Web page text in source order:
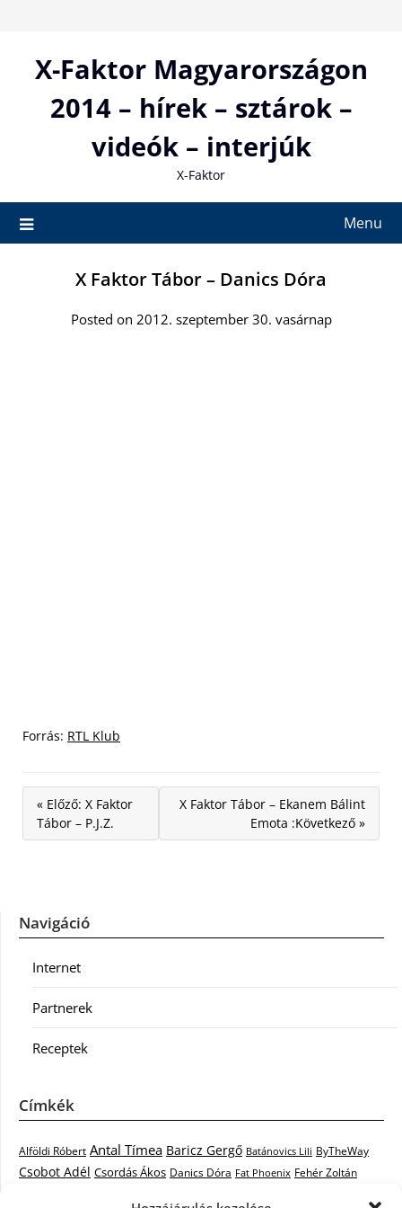
contentX-Faktor Magyarországon
2014 – hírek – sztárok –
videók – interjúk
X-Faktor
Menu
X Faktor Tábor – Danics Dóra
Posted on 2012. szeptember 30. vasárnap
Forrás: RTL Klub
« Előző: X Faktor
Tábor – P.J.Z.
X Faktor Tábor – Ekanem Bálint
Emota :Következő »
Navigáció
Internet
Partnerek
Receptek
Címkék
Alföldi Róbert Antal Tímea Baricz Gergő Batánovics Lili ByTheWay
Csobot Adél Csordás Ákos Danics Dóra Fat Phoenix Fehér Zoltán